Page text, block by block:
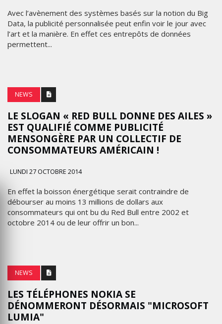
Avec l’avènement des systèmes basés sur la notion du Big
Data, la publicité personnalisée peut enfin voir le jour avec
l’art et la manière. En effet ces entrepôts de données
permettent...
NEWS
LE SLOGAN « RED BULL DONNE DES AILES »
EST QUALIFIÉ COMME PUBLICITÉ
MENSONGÈRE PAR UN COLLECTIF DE
CONSOMMATEURS AMÉRICAIN !
LUNDI 27 OCTOBRE 2014
En effet la boisson énergétique serait contraindre de
débourser au moins 13 millions de dollars aux
consommateurs qui ont bu du Red Bull entre 2002 et
octobre 2014 ou de leur offrir un bon...
NEWS
LES TÉLÉPHONES NOKIA SE
DÉNOMMERONT DÉSORMAIS "MICROSOFT
LUMIA"